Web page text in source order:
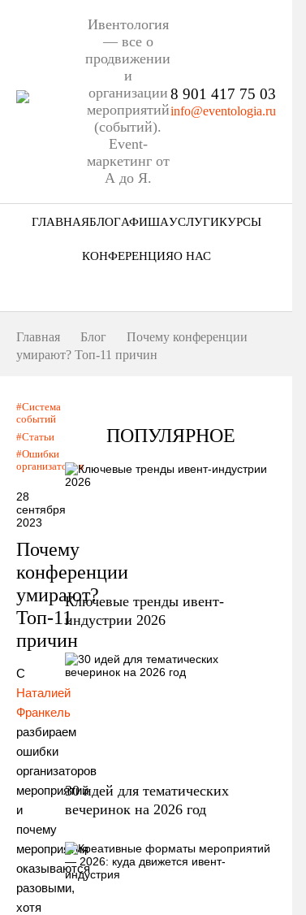
Ивентология
— все о
продвижении
и
организации
мероприятий
(событий).
Event-
маркетинг от
А до Я.
8 901 417 75 03
info@eventologia.ru
ГЛАВНАЯБЛОГ
Ниша
Формат
Еще
АФИШАУСЛУГИКУРСЫ
КОНФЕРЕНЦИЯО НАС
Портфолио
Главная Блог
Почему конференции
умирают? Топ-11 причин
Система
событий
Статьи
Ошибки
организаторов
28
сентября
2023
Почему
конференции
умирают?
Топ-11
причин
С
Наталией
Франкель
разбираем
ошибки
организаторов
мероприятий
и
почему
мероприятия
оказываются
разовыми,
хотя
ПОПУЛЯРНОЕ
Ключевые тренды ивент-
индустрии 2026
30 идей для тематических
вечеринок на 2026 год